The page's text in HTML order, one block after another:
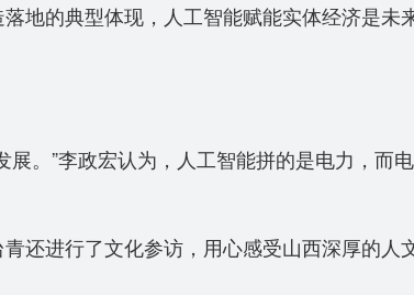
地的典型体现，人工智能赋能实体经济是
。”李政宏认为，人工智能拼的是电力，而
还进行了文化参访，用心感受山西深厚的